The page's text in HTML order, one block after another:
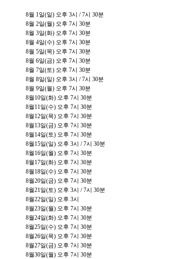
8월 1일(일) 오후 3시 / 7시 30분
8월 2일(월) 오후 7시 30분
8월 3일(화) 오후 7시 30분
8월 4일(수) 오후 7시 30분
8월 5일(목) 오후 7시 30분
8월 6일(금) 오후 7시 30분
8월 7일(토) 오후 7시 30분
8월 8일(일) 오후 3시 / 7시 30분
8월 9일(월) 오후 7시 30분
8월 10일(화) 오후 7시 30분
8월 11일(수) 오후 7시 30분
8월 12일(목) 오후 7시 30분
8월 13일(금) 오후 7시 30분
8월 14일(토) 오후 7시 30분
8월 15일(일) 오후 3시 / 7시 30분
8월 16일(월) 오후 7시 30분
8월 17일(화) 오후 7시 30분
8월 18일(수) 오후 7시 30분
8월20일(금) 오후 7시 30분
8월21일(토) 오후 3시 / 7시 30분
8월22일(일) 오후 3시
8월23일(월) 오후 7시 30분
8월24일(화) 오후 7시 30분
8월25일(수) 오후 7시 30분
8월26일(목) 오후 7시 30분
8월27일(금) 오후 7시 30분
8월30일(월) 오후 7시 30분